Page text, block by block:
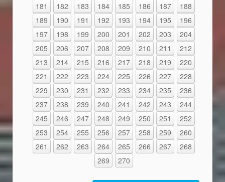
181
182 183 184 185 186 187
188
189
190 191 192 193 194 195
196
197
198 199 200 201 202 203
204
205
206 207 208 209 210 211
212
213
214 215 216 217 218 219
220
221
222 223 224 225 226 227
228
229
230 231 232 233 234 235
236
237
238 239 240 241 242 243
244
245
246 247 248 249 250 251
252
253
254 255 256 257 258 259
260
261
262 263 264 265 266 267
268
269
270